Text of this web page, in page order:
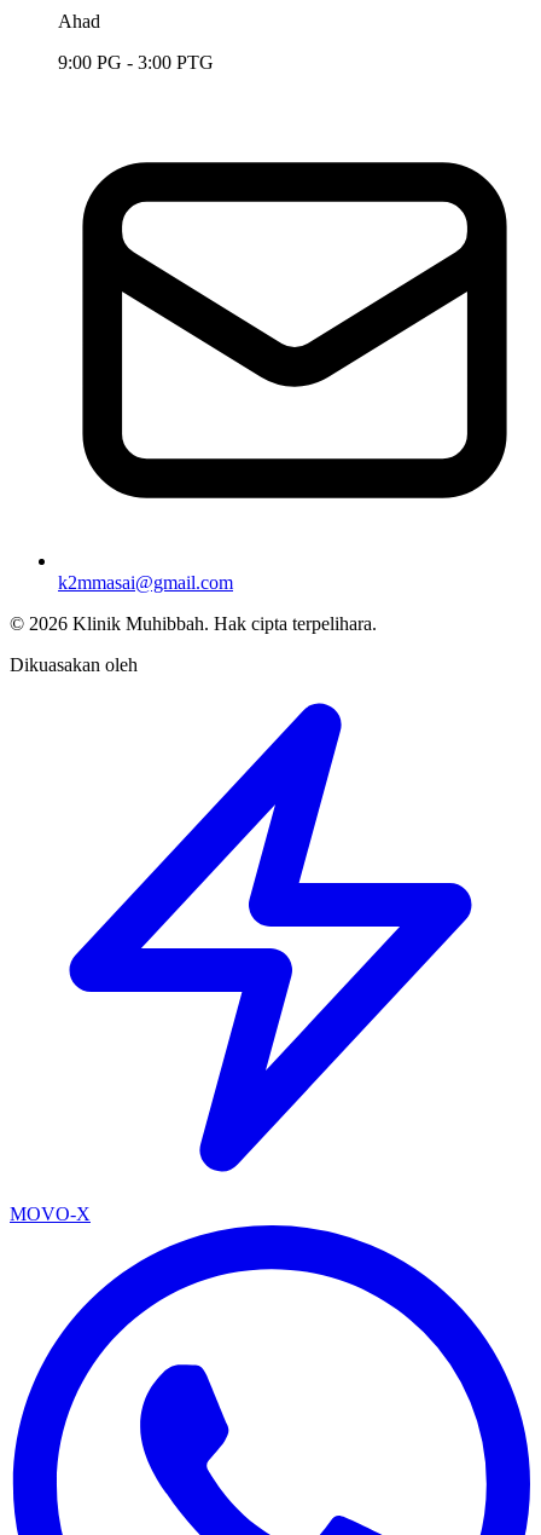
Ahad
9:00 PG - 3:00 PTG
k2mmasai@gmail.com
© 2026 Klinik Muhibbah. Hak cipta terpelihara.
Dikuasakan oleh
MOVO-X